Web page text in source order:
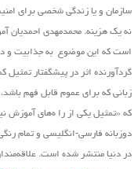
سازمان و یا زندگی شخصی برای
نه یک هزینه. محمدمهدی احمدیان
است که این موضوع به جذابیت و
گردآورنده اثر در پیشگفتار
زبانی که برای عموم قابل فهم
که «تمثیل یکی از را ه‌های آموزش
دوزبانه فارسی-انگلیسی و تمام
در دنیا منتشر شده است.